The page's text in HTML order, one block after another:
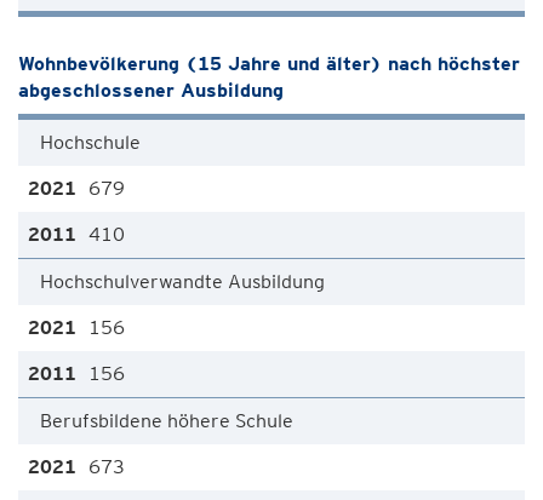
Wohnbevölkerung (15 Jahre und älter) nach höchster
abgeschlossener Ausbildung
Hochschule
679
410
Hochschulverwandte Ausbildung
156
156
Berufsbildene höhere Schule
673